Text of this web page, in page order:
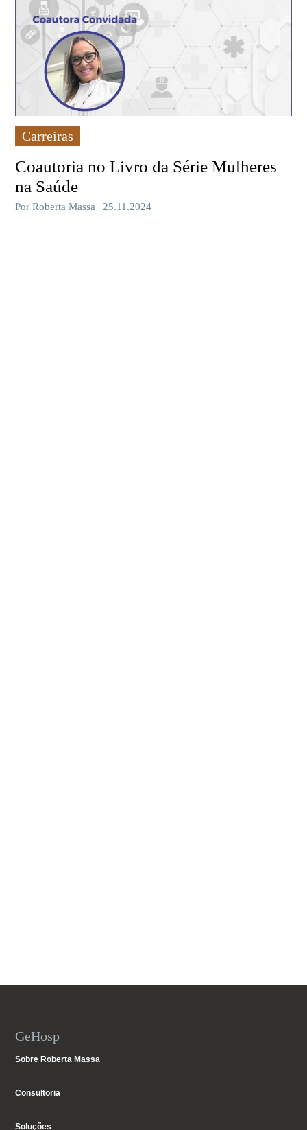
Carreiras
Coautoria no Livro da Série Mulheres
na Saúde
Por Roberta Massa | 25.11.2024
GeHosp
Sobre Roberta Massa
Consultoria
Soluções